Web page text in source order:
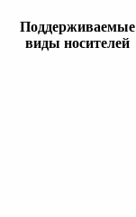
Поддерживаемые
виды носителей